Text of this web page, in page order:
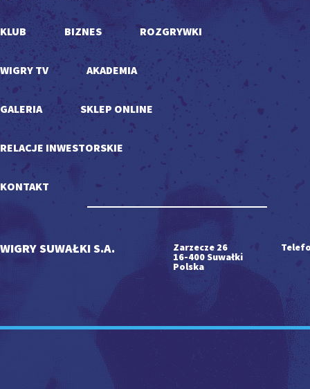
KLUB BIZNES ROZGRYWKI
WIGRY TV AKADEMIA
GALERIA SKLEP ONLINE
RELACJE INWESTORSKIE
KONTAKT
WIGRY SUWAŁKI S.A. Zarzecze 26
16-400 Suwałki
Polska